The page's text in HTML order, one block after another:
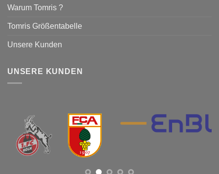
Warum Tomris ?
Tomris Größentabelle
Unsere Kunden
UNSERE KUNDEN